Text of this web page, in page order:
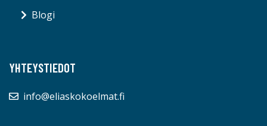
Blogi
YHTEYSTIEDOT
info@eliaskokoelmat.fi